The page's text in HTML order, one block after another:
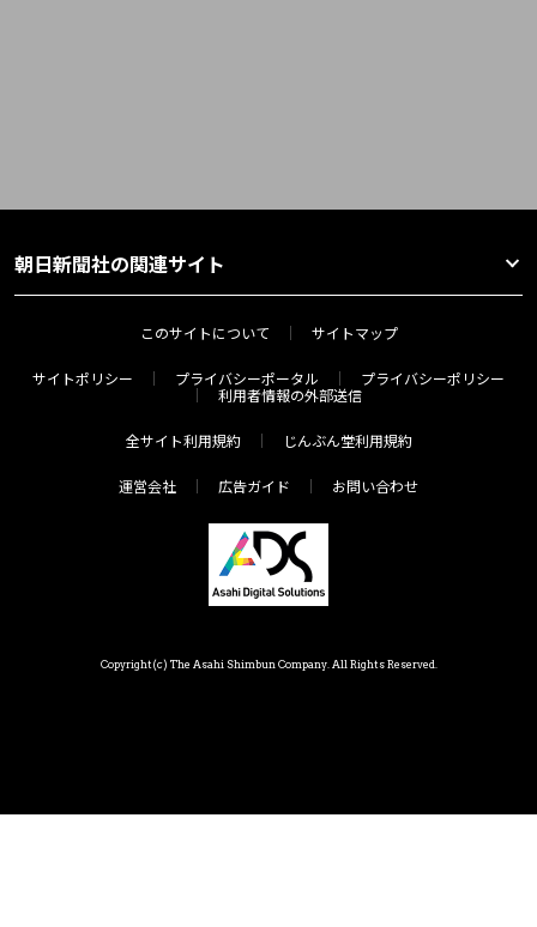
朝日新聞社の関連サイト
このサイトについて サイトマップ
サイトポリシー プライバシーポータル
プライバシーポリシー
利用者情報の外部送信
全サイト利用規約 じんぶん堂利用規約
運営会社 広告ガイド お問い合わせ
Copyright(c) The Asahi Shimbun Company. All Rights Reserved.